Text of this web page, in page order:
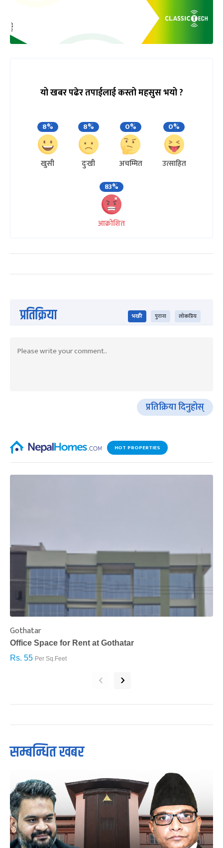
यो खबर पढेर तपाईलाई कस्तो महसुस भयो ?
8%
खुसी
8%
दुःखी
0%
अचम्मित
0%
उत्साहित
83%
आक्रोशित
प्रतिक्रिया भर्खरै पुराना लोकप्रिय
प्रतिक्रिया दिनुहोस्
HOT PROPERTIES
Gothatar
Office Space for Rent at Gothatar
Rs. 55 Per Sq.Feet
‹ ›
सम्बन्धित खबर